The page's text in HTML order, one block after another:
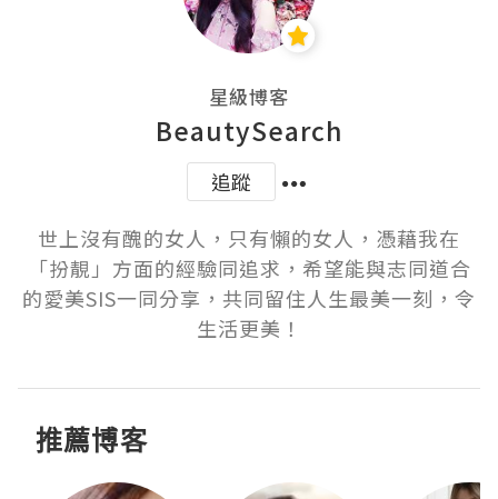
星級博客
BeautySearch
追蹤
世上沒有醜的女人，只有懶的女人，憑藉我在
「扮靚」方面的經驗同追求，希望能與志同道合
的愛美SIS一同分享，共同留住人生最美一刻，令
生活更美！
推薦博客